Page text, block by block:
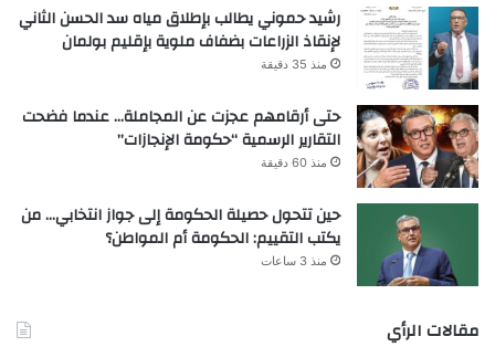
رشيد حموني يطالب بإطلاق مياه سد الحسن الثاني
لإنقاذ الزراعات بضفاف ملوية بإقليم بولمان
منذ 35 دقيقة
حتى أرقامهم عجزت عن المجاملة… عندما فضحت
التقارير الرسمية “حكومة الإنجازات”
منذ 60 دقيقة
حين تتحول حصيلة الحكومة إلى جواز انتخابي… من
يكتب التقييم: الحكومة أم المواطن؟
منذ 3 ساعات
مقالات الرأي